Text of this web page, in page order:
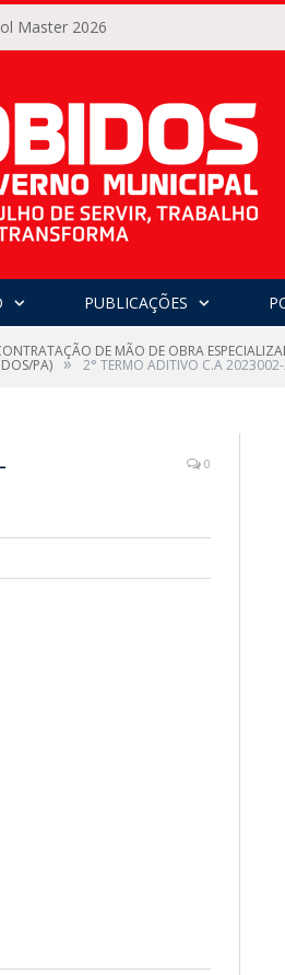
Master 2026
PUBLICAÇÕES
DE MÃO DE OBRA
PA) » 2° TERMO ADITIVO C.A
0